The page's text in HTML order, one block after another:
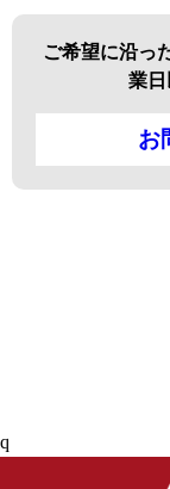
ご希望に沿っ
業日
お
q